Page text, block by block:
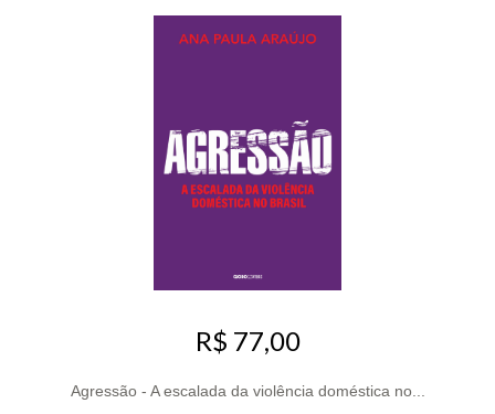
R$ 77,00
Agressão - A escalada da violência doméstica no...